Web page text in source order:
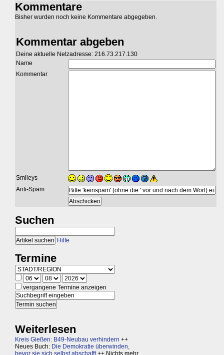
Kommentare
Bisher wurden noch keine Kommentare abgegeben.
Kommentar abgeben
Deine aktuelle Netzadresse: 216.73.217.130
Name
Kommentar
Smileys
Anti-Spam
Suchen
Hilfe
Termine
vergangene Termine anzeigen
Weiterlesen
Kreis Gießen: B49-Neubau verhindern ++
Neues Buch: Die Demokratie überwinden,